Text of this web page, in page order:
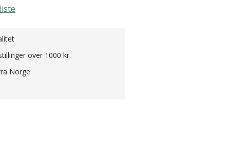
over 1000 kr.
Norge